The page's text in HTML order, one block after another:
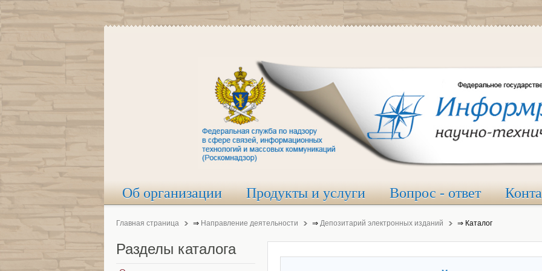
Об организации Продукты и услуги Вопрос - ответ
Главная страница ⇒ Направление деятельности ⇒ Депозитарий электронных изданий ⇒ Каталог
Разделы каталога